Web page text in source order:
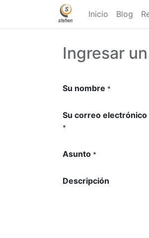
Inicio Blog
Ingresar
Su nombre *
Su correo electrónico
*
Asunto *
Descripción